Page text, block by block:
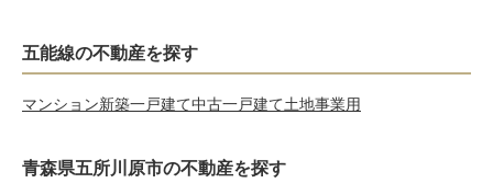
五能線の不動産を探す
マンション新築一戸建て中古一戸建て土地事業用
青森県五所川原市の不動産を探す